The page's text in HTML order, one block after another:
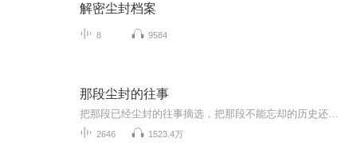
解密尘封档案
8 9584
那段尘封的往事
2646 1523.4万